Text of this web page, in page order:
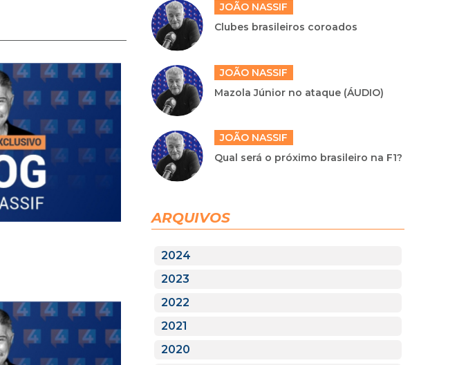
JOÃO NASSIF
Clubes brasileiros coroados
JOÃO NASSIF
Mazola Júnior no ataque (ÁUDIO)
JOÃO NASSIF
Qual será o próximo brasileiro na F1?
ARQUIVOS
2024
2023
2022
2021
2020